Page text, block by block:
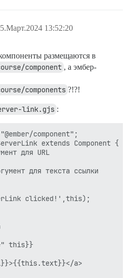
13:52:20
размещаются в
component , а эмбер-
components ?!?!
link.gjs :
component";
extends Component {
для URL
для текста ссылки
clicked!',this);
this}}
a>